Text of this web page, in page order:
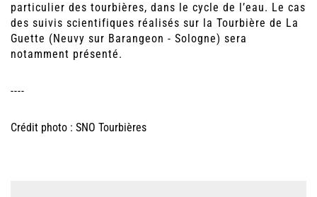
particulier des tourbières, dans le cycle de l’eau. Le cas
des suivis scientifiques réalisés sur la Tourbière de La
Guette (Neuvy sur Barangeon - Sologne) sera
notamment présenté.
----
Crédit photo : SNO Tourbières